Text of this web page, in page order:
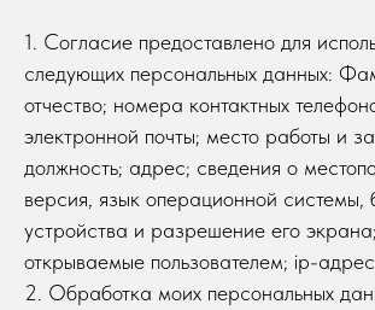
1. Согласие предоставлено для
следующих персональных данных:
отчество; номера контактных
электронной почты; место работы и
должность; адрес; сведения о
версия, язык операционной системы,
устройства и разрешение его
открываемые пользователем; ip-адрес.
2. Обработка моих персональных